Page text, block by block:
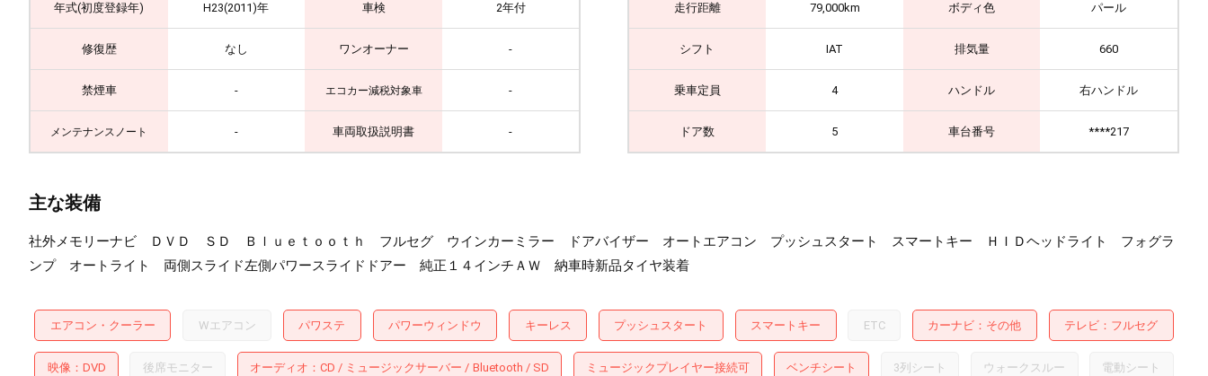
年式(初度登録年) H23(2011)年 車検 2年付
修復歴 なし ワンオーナー -
禁煙車 - エコカー減税対象車 -
メンテナンスノート - 車両取扱説明書 -
走行距離 79,000km ボディ色 パール
シフト IAT 排気量 660
乗車定員 4 ハンドル 右ハンドル
ドア数 5 車台番号 ****217
主な装備
社外メモリーナビ ＤＶＤ ＳＤ Ｂｌｕｅｔｏｏｔｈ フルセグ ウインカーミラー ドアバイザー オートエアコン プッシュスタート スマートキー ＨＩＤヘッドライト フォグラ
ンプ オートライト 両側スライド左側パワースライドドアー 純正１４インチＡＷ 納車時新品タイヤ装着
エアコン・クーラー Wエアコン パワステ パワーウィンドウ キーレス プッシュスタート スマートキー ETC カーナビ その他 テレビ フルセグ
映像 DVD 後席モニター オーディオ CD ミュージックサーバー Bluetooth SD ミュージックプレイヤー接続可 ベンチシート 3列シート ウォークスルー 電動シート